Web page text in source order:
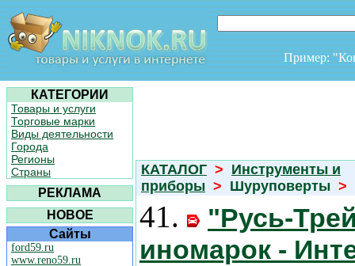
Пример:
КАТЕГОРИИ
Товары и услуги
Торговые марки
Виды деятельности
Города
Регионы
Страны
РЕКЛАМА
НОВОЕ
Сайты
ford59.ru
www.reno59.ru
КАТАЛОГ > Инструменты и
приборы > Шуруповерты >
41.
"Русь-
иномарок -